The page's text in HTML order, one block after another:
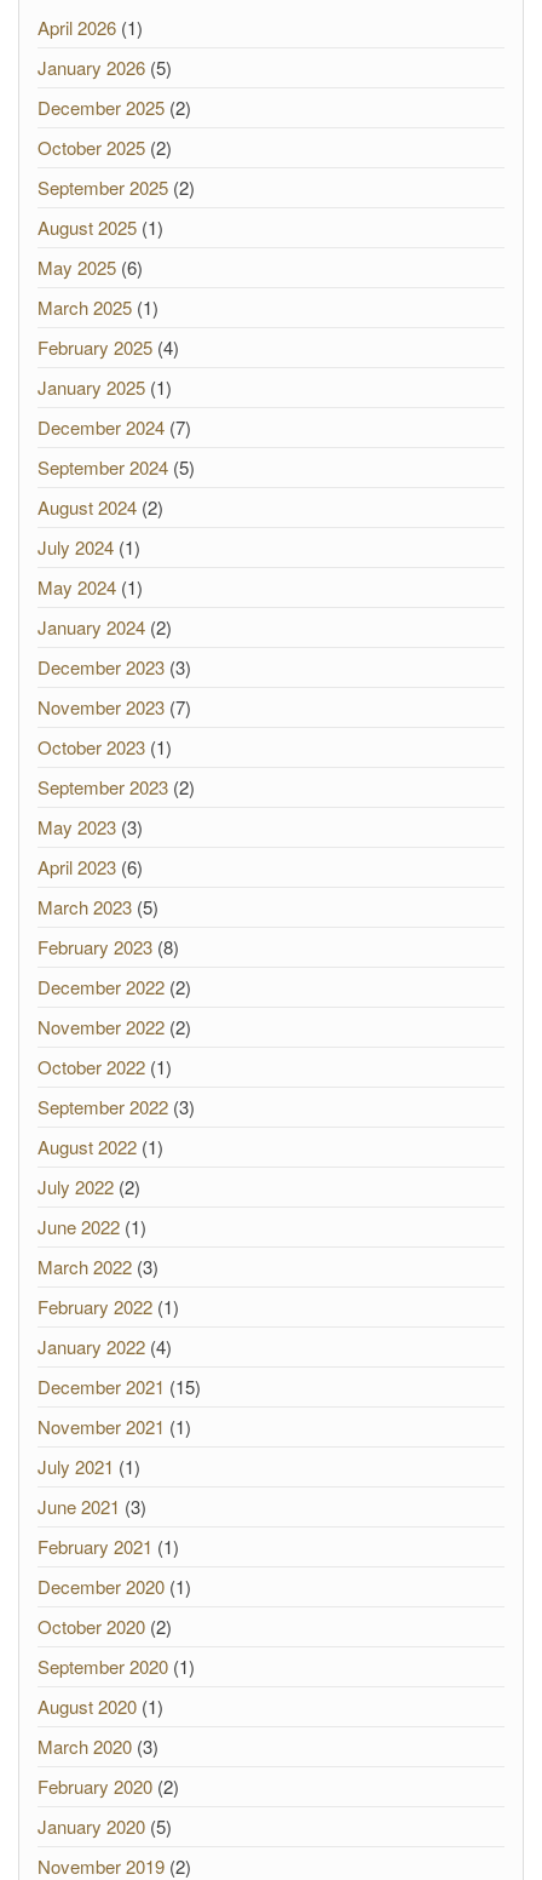
April 2026 (1)
January 2026 (5)
December 2025 (2)
October 2025 (2)
September 2025 (2)
August 2025 (1)
May 2025 (6)
March 2025 (1)
February 2025 (4)
January 2025 (1)
December 2024 (7)
September 2024 (5)
August 2024 (2)
July 2024 (1)
May 2024 (1)
January 2024 (2)
December 2023 (3)
November 2023 (7)
October 2023 (1)
September 2023 (2)
May 2023 (3)
April 2023 (6)
March 2023 (5)
February 2023 (8)
December 2022 (2)
November 2022 (2)
October 2022 (1)
September 2022 (3)
August 2022 (1)
July 2022 (2)
June 2022 (1)
March 2022 (3)
February 2022 (1)
January 2022 (4)
December 2021 (15)
November 2021 (1)
July 2021 (1)
June 2021 (3)
February 2021 (1)
December 2020 (1)
October 2020 (2)
September 2020 (1)
August 2020 (1)
March 2020 (3)
February 2020 (2)
January 2020 (5)
November 2019 (2)